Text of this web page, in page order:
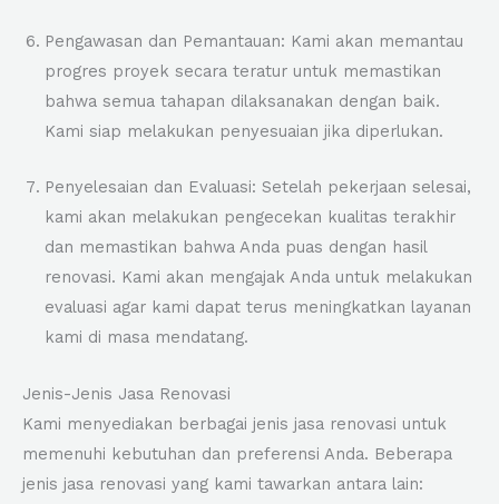
Pengawasan dan Pemantauan: Kami akan memantau
progres proyek secara teratur untuk memastikan
bahwa semua tahapan dilaksanakan dengan baik.
Kami siap melakukan penyesuaian jika diperlukan.
Penyelesaian dan Evaluasi: Setelah pekerjaan selesai,
kami akan melakukan pengecekan kualitas terakhir
dan memastikan bahwa Anda puas dengan hasil
renovasi. Kami akan mengajak Anda untuk melakukan
evaluasi agar kami dapat terus meningkatkan layanan
kami di masa mendatang.
Jenis-Jenis Jasa Renovasi
Kami menyediakan berbagai jenis jasa renovasi untuk
memenuhi kebutuhan dan preferensi Anda. Beberapa
jenis jasa renovasi yang kami tawarkan antara lain: